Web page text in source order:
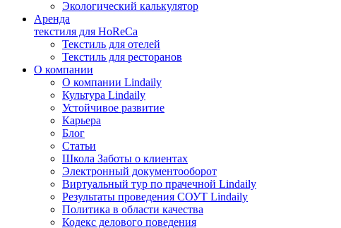
Экологический калькулятор
Аренда
текстиля для HoReCa
Текстиль для отелей
Текстиль для ресторанов
О компании
О компании Lindaily
Культура Lindaily
Устойчивое развитие
Карьера
Блог
Статьи
Школа Заботы о клиентах
Электронный документооборот
Виртуальный тур по прачечной Lindaily
Результаты проведения СОУТ Lindaily
Политика в области качества
Кодекс делового поведения